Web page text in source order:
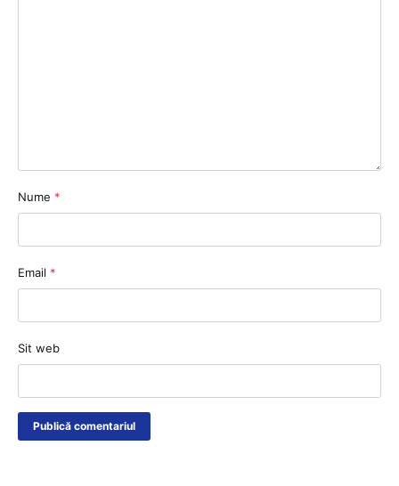
Nume *
Email *
Sit web